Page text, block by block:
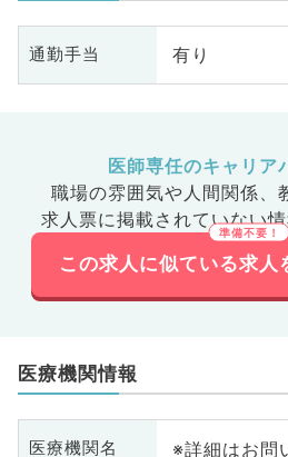
通勤手当 有り
医師専任のキャリア
職場の雰囲気や人間関係、
求人票に掲載されていない情
この求人に似ている求人
医療機関情報
医療機関名 ※詳細はお問